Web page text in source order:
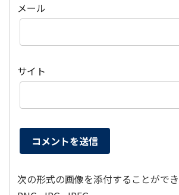
メール
サイト
次の形式の画像を添付することがで